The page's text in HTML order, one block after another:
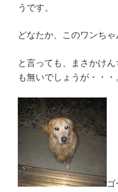
うです。
どなたか、このワンち
と言っても、まさかけ
も無いでしょうが・・・